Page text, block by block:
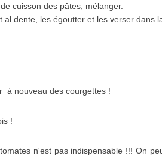
cuisson des pâtes, mélanger.
al dente, les égoutter et les verser dans
à nouveau des courgettes !
!
n'est pas indispensable !!! On